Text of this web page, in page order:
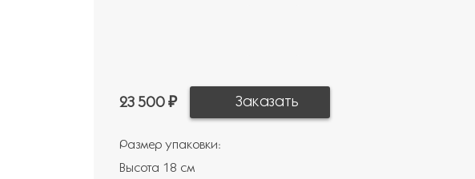
23 500 ₽
Размер упаковки:
Высота 18 см